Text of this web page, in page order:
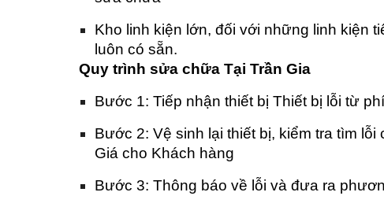
Kho linh kiện lớn, đối với những linh kiện
luôn có sẵn.
Quy trình sửa chữa Tại Trần Gia
Bước 1: Tiếp nhận thiết bị Thiết bị lỗi từ
Bước 2: Vệ sinh lại thiết bị, kiểm tra tìm lỗi
Giá cho Khách hàng
Bước 3: Thông báo về lỗi và đưa ra